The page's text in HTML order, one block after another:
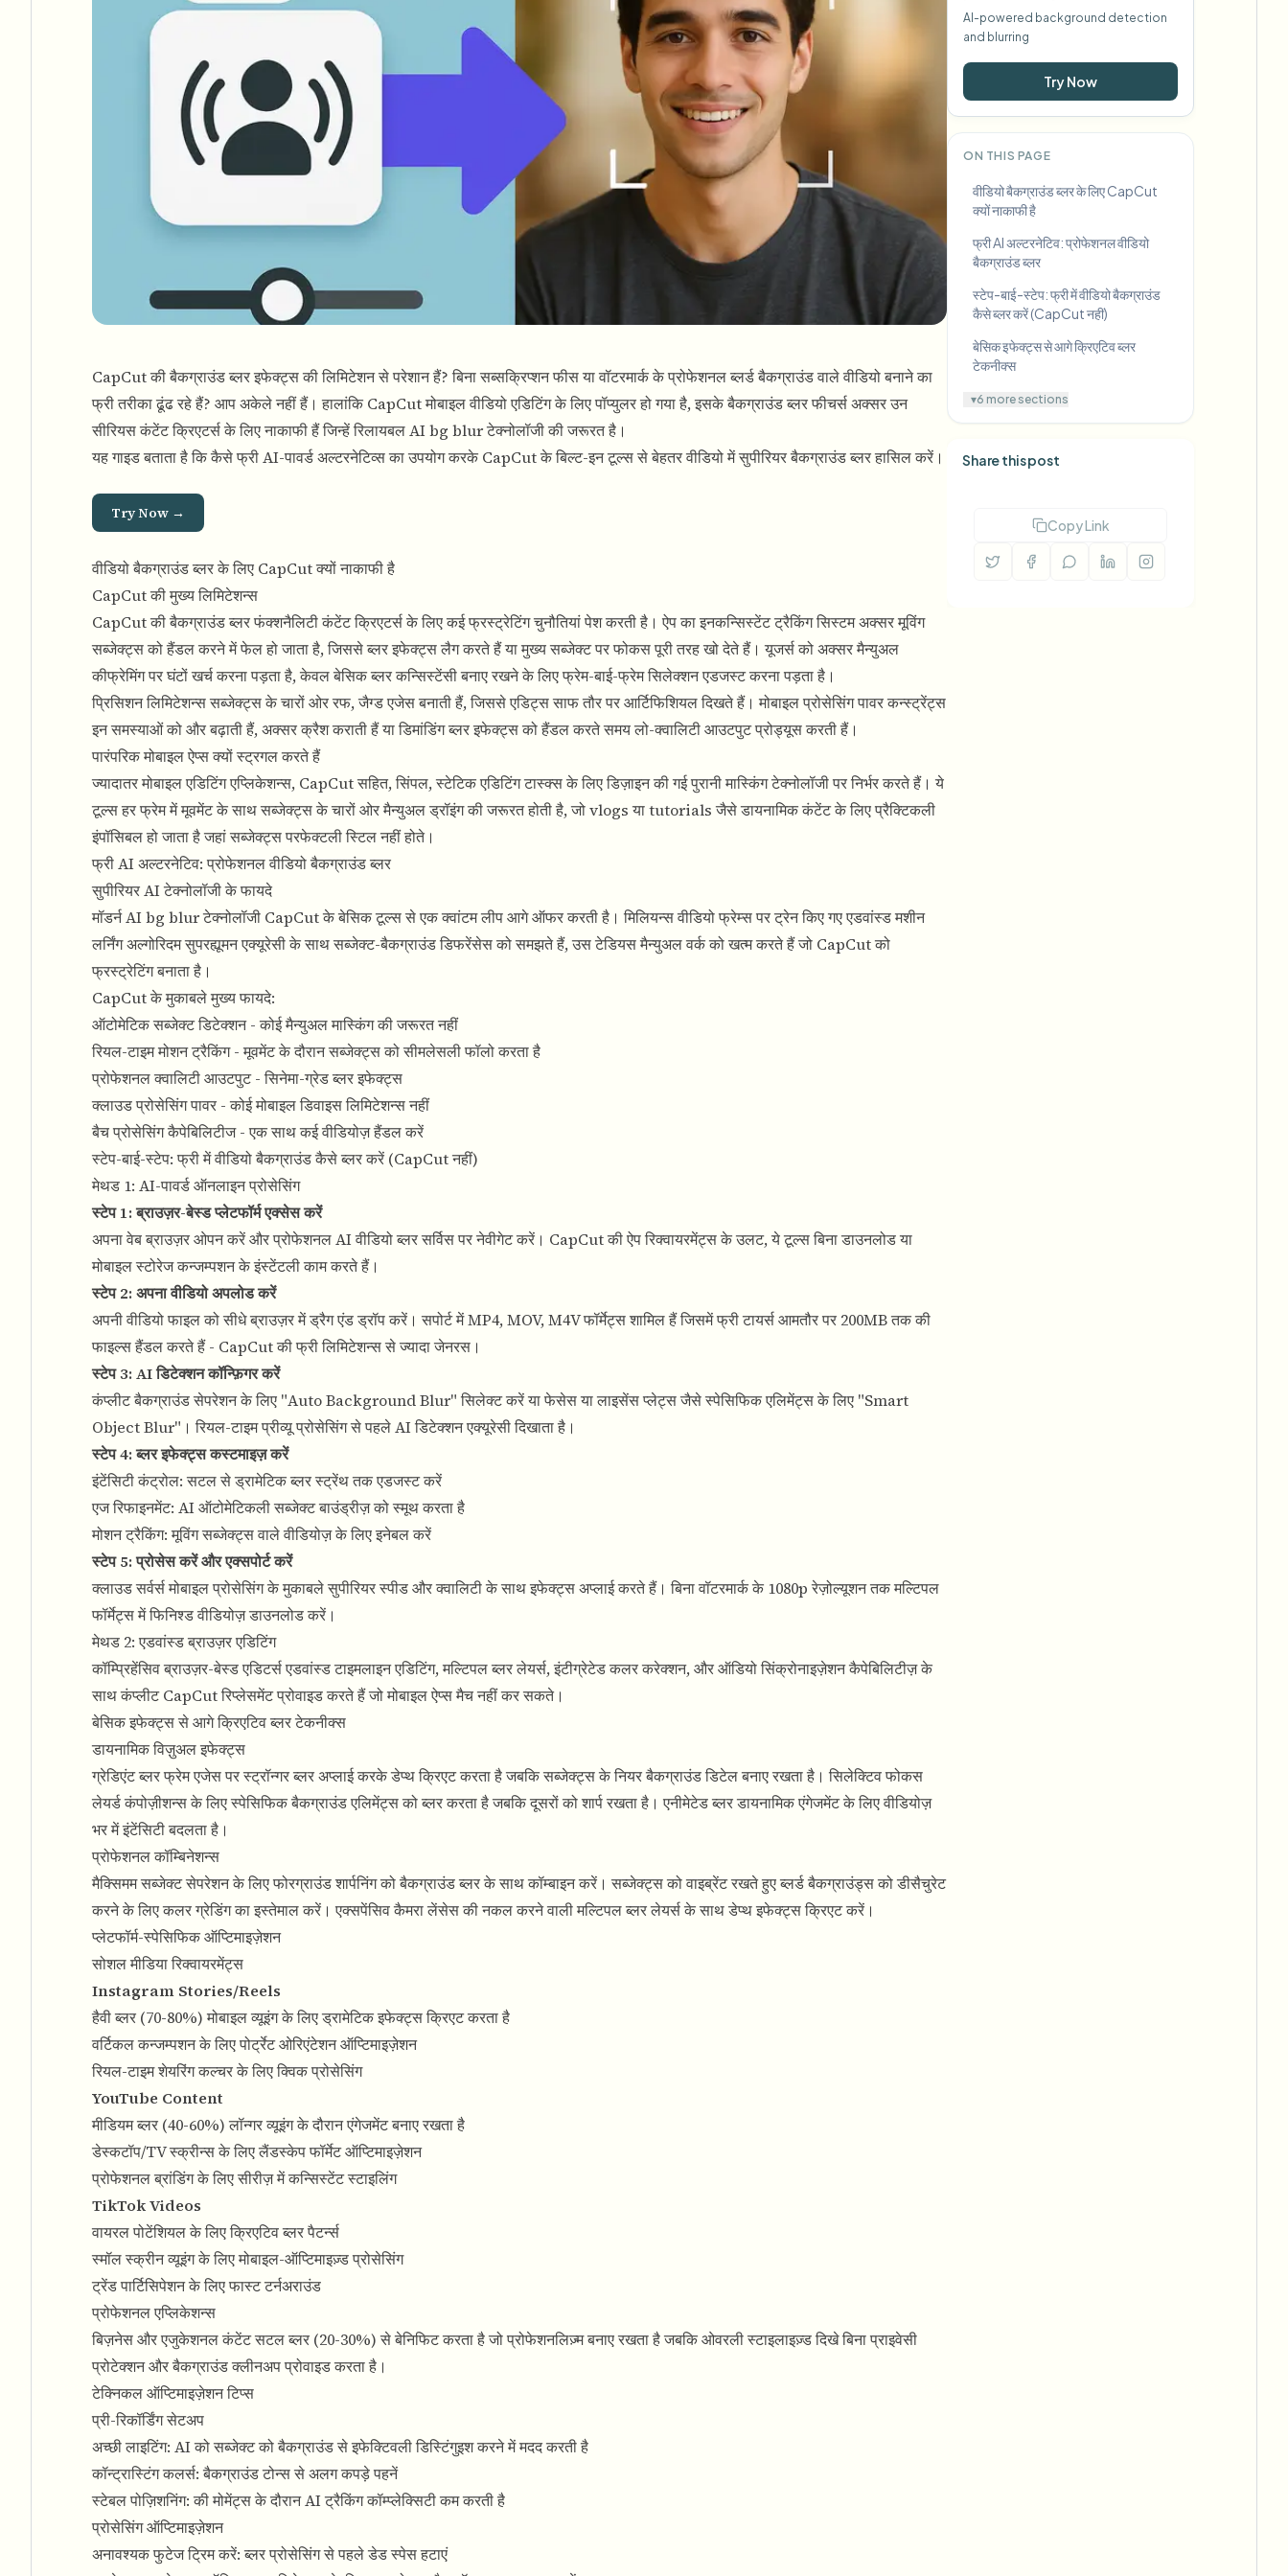
CapCut की बैकग्राउंड ब्लर इफेक्ट्स की लिमिटेशन से परेशान हैं? बिना सब्सक्रिप्शन फीस या वॉटरमार्क के प्रोफेशनल ब्लर्ड बैकग्राउंड वाले वीडियो बनाने का
फ्री तरीका ढूंढ रहे हैं? आप अकेले नहीं हैं। हालांकि CapCut मोबाइल वीडियो एडिटिंग के लिए पॉप्युलर हो गया है, इसके बैकग्राउंड ब्लर फीचर्स अक्सर उन
सीरियस कंटेंट क्रिएटर्स के लिए नाकाफी हैं जिन्हें रिलायबल AI bg blur टेक्नोलॉजी की जरूरत है।
यह गाइड बताता है कि कैसेफ्री AI-पावर्ड अल्टरनेटिव्स का उपयोग करके CapCut के बिल्ट-इन टूल्स से बेहतर वीडियो में सुपीरियर बैकग्राउंड ब्लर हासिल करें।
Try Now →
वीडियो बैकग्राउंड ब्लर के लिए CapCut क्यों नाकाफी है
CapCut की मुख्य लिमिटेशन्स
CapCut की बैकग्राउंड ब्लर फंक्शनैलिटी कंटेंट क्रिएटर्स के लिए कई फ्रस्ट्रेटिंग चुनौतियां पेश करती है। ऐप का इनकन्सिस्टेंट ट्रैकिंग सिस्टम अक्सर मूविंग
सब्जेक्ट्स को हैंडल करने में फेल हो जाता है, जिससे ब्लर इफेक्ट्स लैग करते हैं या मुख्य सब्जेक्ट पर फोकस पूरी तरह खो देते हैं। यूजर्स को अक्सर मैन्युअल
कीफ्रेमिंग पर घंटों खर्च करना पड़ता है, केवल बेसिक ब्लर कन्सिस्टेंसी बनाए रखने के लिए फ्रेम-बाई-फ्रेम सिलेक्शन एडजस्ट करना पड़ता है।
प्रिसिशन लिमिटेशन्स सब्जेक्ट्स के चारों ओर रफ, जैग्ड एजेस बनाती हैं, जिससे एडिट्स साफ तौर पर आर्टिफिशियल दिखते हैं। मोबाइल प्रोसेसिंग पावर कन्स्ट्रेंट्स
इन समस्याओं को और बढ़ाती हैं, अक्सर क्रैश कराती हैं या डिमांडिंग ब्लर इफेक्ट्स को हैंडल करते समय लो-क्वालिटी आउटपुट प्रोड्यूस करती हैं।
पारंपरिक मोबाइल ऐप्स क्यों स्ट्रगल करते हैं
ज्यादातर मोबाइल एडिटिंग एप्लिकेशन्स, CapCut सहित, सिंपल, स्टेटिक एडिटिंग टास्क्स के लिए डिज़ाइन की गई पुरानी मास्किंग टेक्नोलॉजी पर निर्भर करते हैं। ये
टूल्स हर फ्रेम में मूवमेंट के साथ सब्जेक्ट्स के चारों ओर मैन्युअल ड्रॉइंग की जरूरत होती है, जो vlogs या tutorials जैसे डायनामिक कंटेंट के लिए प्रैक्टिकली
इंपॉसिबल हो जाता है जहां सब्जेक्ट्स परफेक्टली स्टिल नहीं होते।
फ्री AI अल्टरनेटिव: प्रोफेशनल वीडियो बैकग्राउंड ब्लर
सुपीरियर AI टेक्नोलॉजी के फायदे
मॉडर्न AI bg blur टेक्नोलॉजी CapCut के बेसिक टूल्स से एक क्वांटम लीप आगे ऑफर करती है। मिलियन्स वीडियो फ्रेम्स पर ट्रेन किए गए एडवांस्ड मशीन
लर्निंग अल्गोरिदम सुपरह्यूमन एक्यूरेसी के साथ सब्जेक्ट-बैकग्राउंड डिफरेंसेस को समझते हैं, उस टेडियस मैन्युअल वर्क को खत्म करते हैं जो CapCut को
फ्रस्ट्रेटिंग बनाता है।
CapCut के मुकाबले मुख्य फायदे:
ऑटोमेटिक सब्जेक्ट डिटेक्शन - कोई मैन्युअल मास्किंग की जरूरत नहीं
रियल-टाइम मोशन ट्रैकिंग - मूवमेंट के दौरान सब्जेक्ट्स को सीमलेसली फॉलो करता है
प्रोफेशनल क्वालिटी आउटपुट - सिनेमा-ग्रेड ब्लर इफेक्ट्स
क्लाउड प्रोसेसिंग पावर - कोई मोबाइल डिवाइस लिमिटेशन्स नहीं
बैच प्रोसेसिंग कैपेबिलिटीज - एक साथ कई वीडियोज़ हैंडल करें
स्टेप-बाई-स्टेप: फ्री में वीडियो बैकग्राउंड कैसे ब्लर करें (CapCut नहीं)
मेथड 1: AI-पावर्ड ऑनलाइन प्रोसेसिंग
स्टेप 1: ब्राउज़र-बेस्ड प्लेटफॉर्म एक्सेस करें
अपनावेब ब्राउज़र ओपन करें और प्रोफेशनल AI वीडियो ब्लर सर्विस पर नेवीगेट करें। CapCut की ऐप रिक्वायरमेंट्स के उलट, ये टूल्स बिना डाउनलोड या
मोबाइल स्टोरेज कन्जम्पशन के इंस्टेंटली काम करते हैं।
स्टेप 2: अपना वीडियो अपलोड करें
अपनी वीडियो फाइल को सीधे ब्राउज़र में ड्रैग एंड ड्रॉप करें। सपोर्ट में MP4, MOV, M4V फॉर्मेट्स शामिल हैं जिसमें फ्री टायर्स आमतौर पर 200MB तक की
फाइल्स हैंडल करते हैं - CapCut की फ्री लिमिटेशन्स से ज्यादा जेनरस।
स्टेप 3: AI डिटेक्शन कॉन्फ़िगर करें
कंप्लीट बैकग्राउंड सेपरेशन के लिए "Auto Background Blur" सिलेक्ट करें या फेसेस या लाइसेंस प्लेट्स जैसे स्पेसिफिक एलिमेंट्स के लिए "Smart
Object Blur"। रियल-टाइम प्रीव्यू प्रोसेसिंग से पहले AI डिटेक्शन एक्यूरेसी दिखाता है।
स्टेप 4: ब्लर इफेक्ट्स कस्टमाइज़ करें
इंटेंसिटी कंट्रोल: सटल से ड्रामेटिक ब्लर स्ट्रेंथ तक एडजस्ट करें
एज रिफाइनमेंट: AI ऑटोमेटिकली सब्जेक्ट बाउंड्रीज़ को स्मूथ करता है
मोशन ट्रैकिंग: मूविंग सब्जेक्ट्स वाले वीडियोज़ के लिए इनेबल करें
स्टेप 5: प्रोसेस करें और एक्सपोर्ट करें
क्लाउड सर्वर्स मोबाइल प्रोसेसिंग के मुकाबले सुपीरियर स्पीड और क्वालिटी के साथ इफेक्ट्स अप्लाई करते हैं। बिना वॉटरमार्क के 1080p रेज़ोल्यूशन तक मल्टिपल
फॉर्मेट्स में फिनिश्ड वीडियोज़ डाउनलोड करें।
मेथड 2: एडवांस्ड ब्राउज़र एडिटिंग
कॉम्प्रिहेंसिव ब्राउज़र-बेस्ड एडिटर्स एडवांस्ड टाइमलाइन एडिटिंग, मल्टिपल ब्लर लेयर्स, इंटीग्रेटेड कलर करेक्शन, और ऑडियो सिंक्रोनाइज़ेशन कैपेबिलिटीज़ के
साथ कंप्लीट CapCut रिप्लेसमेंट प्रोवाइड करते हैं जो मोबाइल ऐप्स मैच नहीं कर सकते।
बेसिक इफेक्ट्स से आगे क्रिएटिव ब्लर टेकनीक्स
डायनामिक विज़ुअल इफेक्ट्स
ग्रेडिएंट ब्लर फ्रेम एजेस पर स्ट्रॉन्गर ब्लर अप्लाई करके डेप्थ क्रिएट करता है जबकि सब्जेक्ट्स के नियर बैकग्राउंड डिटेल बनाए रखता है। सिलेक्टिव फोकस
लेयर्ड कंपोज़ीशन्स के लिए स्पेसिफिक बैकग्राउंड एलिमेंट्स को ब्लर करता है जबकि दूसरों को शार्प रखता है। एनीमेटेड ब्लर डायनामिक एंगेजमेंट के लिए वीडियोज़
भर में इंटेंसिटी बदलता है।
प्रोफेशनल कॉम्बिनेशन्स
मैक्सिमम सब्जेक्ट सेपरेशन के लिए फोरग्राउंड शार्पनिंग को बैकग्राउंड ब्लर के साथ कॉम्बाइन करें। सब्जेक्ट्स को वाइब्रेंट रखते हुए ब्लर्ड बैकग्राउंड्स को डीसैचुरेट
करने के लिए कलर ग्रेडिंग का इस्तेमाल करें। एक्सपेंसिव कैमरा लेंसेस की नकल करने वाली मल्टिपल ब्लर लेयर्स के साथ डेप्थ इफेक्ट्स क्रिएट करें।
प्लेटफॉर्म-स्पेसिफिक ऑप्टिमाइज़ेशन
सोशल मीडिया रिक्वायरमेंट्स
Instagram Stories/Reels
हैवी ब्लर (70-80%) मोबाइल व्यूइंग के लिए ड्रामेटिक इफेक्ट्स क्रिएट करता है
वर्टिकल कन्जम्पशन के लिए पोर्ट्रेट ओरिएंटेशन ऑप्टिमाइज़ेशन
रियल-टाइम शेयरिंग कल्चर के लिए क्विक प्रोसेसिंग
YouTube Content
मीडियम ब्लर (40-60%) लॉन्गर व्यूइंग के दौरान एंगेजमेंट बनाए रखता है
डेस्कटॉप/TV स्क्रीन्स के लिए लैंडस्केप फॉर्मेट ऑप्टिमाइज़ेशन
प्रोफेशनल ब्रांडिंग के लिए सीरीज़ में कन्सिस्टेंट स्टाइलिंग
TikTok Videos
वायरल पोटेंशियल के लिए क्रिएटिव ब्लर पैटर्न्स
स्मॉल स्क्रीन व्यूइंग के लिए मोबाइल-ऑप्टिमाइज़्ड प्रोसेसिंग
ट्रेंड पार्टिसिपेशन के लिए फास्ट टर्नअराउंड
प्रोफेशनल एप्लिकेशन्स
बिज़नेस और एजुकेशनल कंटेंट सटल ब्लर (20-30%) से बेनिफिट करता है जो प्रोफेशनलिज़्म बनाए रखता है जबकि ओवरली स्टाइलाइज़्ड दिखे बिना प्राइवेसी
प्रोटेक्शन और बैकग्राउंड क्लीनअप प्रोवाइड करता है।
टेक्निकल ऑप्टिमाइज़ेशन टिप्स
प्री-रिकॉर्डिंग सेटअप
अच्छी लाइटिंग: AI को सब्जेक्ट को बैकग्राउंड से इफेक्टिवली डिस्टिंगुइश करने में मदद करती है
कॉन्ट्रास्टिंग कलर्स: बैकग्राउंड टोन्स से अलग कपड़े पहनें
स्टेबल पोज़िशनिंग: की मोमेंट्स के दौरान AI ट्रैकिंग कॉम्प्लेक्सिटी कम करती है
प्रोसेसिंग ऑप्टिमाइज़ेशन
अनावश्यक फुटेज ट्रिम करें: ब्लर प्रोसेसिंग से पहले डेड स्पेस हटाएं
AI-powered background detection
and blurring
Try Now
ON THIS PAGE
वीडियो बैकग्राउंड ब्लर के लिए CapCut
क्यों नाकाफी है
फ्री AI अल्टरनेटिव: प्रोफेशनल वीडियो
बैकग्राउंड ब्लर
स्टेप-बाई-स्टेप: फ्री में वीडियो बैकग्राउंड
कैसे ब्लर करें (CapCut नहीं)
बेसिक इफेक्ट्स से आगे क्रिएटिव ब्लर
टेकनीक्स
▾6 more sections
Share this post
Copy Link